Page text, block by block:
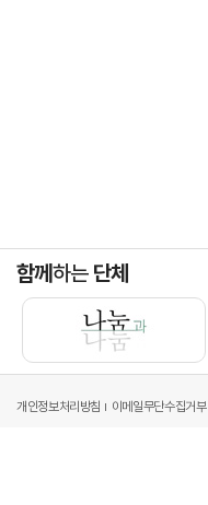
함께하는 단체
개인정보처리방침 이메일무단수집거부